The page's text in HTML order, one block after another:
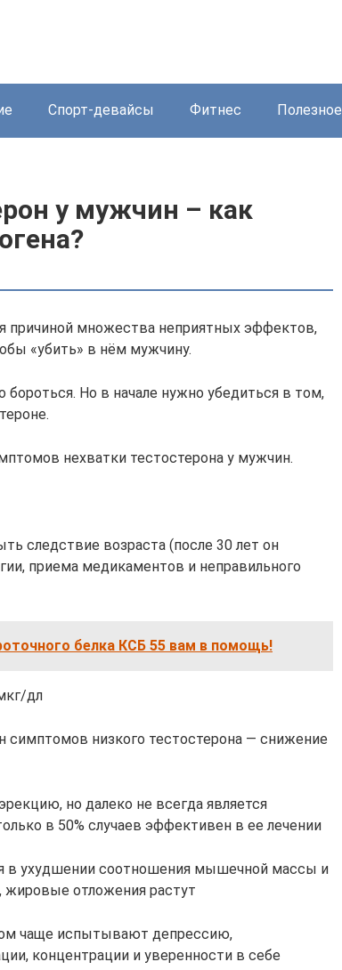
Спорт-девайсы Фитнес Полезное
у мужчин – как
причиной множества неприятных эффектов,
«убить» в нём мужчину.
Но в начале нужно убедиться в том,
нехватки тестостерона у мужчин.
следствие возраста (после 30 лет он
приема медикаментов и неправильного
белка КСБ 55 вам в помощь!
дл
низкого тестостерона — снижение
но далеко не всегда является
в 50% случаев эффективен в ее лечении
в ухудшении соотношения мышечной массы и
отложения растут
чаще испытывают депрессию,
концентрации и уверенности в себе